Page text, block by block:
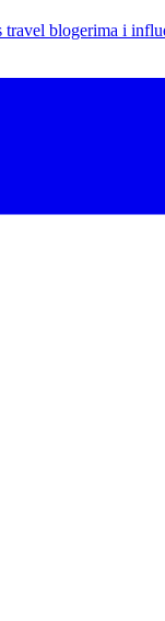
blogerima i